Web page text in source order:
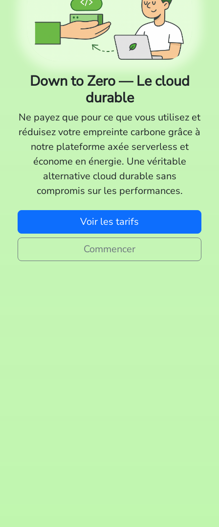
Down to Zero — Le cloud
durable
Ne payez que pour ce que vous utilisez et
réduisez votre empreinte carbone grâce à
notre plateforme axée serverless et
économe en énergie. Une véritable
alternative cloud durable sans
compromis sur les performances.
Voir les tarifs
Commencer